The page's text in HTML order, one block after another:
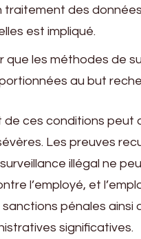
traitement des données
est impliqué.
que les méthodes de
au but
de ces conditions peut
Les preuves
illégal ne
l’employé, et
pénales ainsi
significatives.